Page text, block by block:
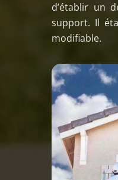
d’établir un
support. Il
modifiable.